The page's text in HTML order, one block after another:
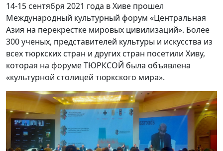
14-15 сентября 2021 года в Хиве прошел
Международный культурный форум «Центральная
Азия на перекрестке мировых цивилизаций». Более
300 ученых, представителей культуры и искусства из
всех тюркских стран и других стран посетили Хиву,
которая на форуме ТЮРКСОЙ была объявлена ​​
«культурной столицей тюркского мира».